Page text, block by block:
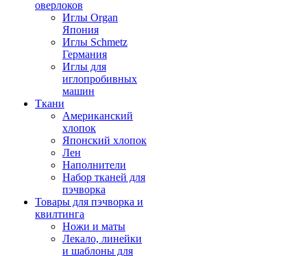
оверлоков
Иглы Organ
Япония
Иглы Schmetz
Германия
Иглы для
иглопробивных
машин
Ткани
Американский
хлопок
Японский хлопок
Лен
Наполнители
Набор тканей для
пэчворка
Товары для пэчворка и
квилтинга
Ножи и маты
Лекало, линейки
и шаблоны для